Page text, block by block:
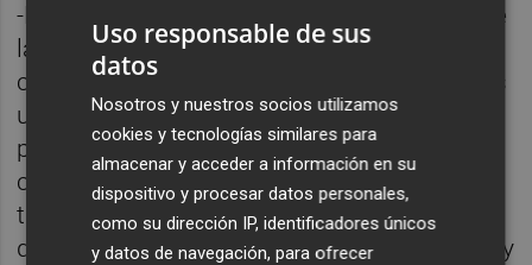
-La selección de obras que llevamos a Marte
la hemos hecho en relación a lo que justo te
comentaba en la anterior pregunta. Marte es
una feria de arte y es necesario y justo
pensar en todo tipo de público y
coleccionistas que se interesan por mi
trabajo. Con todo, lo que intento explicar es
que la selección que viaja a Castellón es muy
Uso responsable de sus
datos
Nosotros y nuestros socios utilizamos
cookies y tecnologías similares para
almacenar y acceder a información en su
dispositivo y procesar datos personales,
como su dirección IP, identificadores únicos
y datos de navegación, para ofrecer